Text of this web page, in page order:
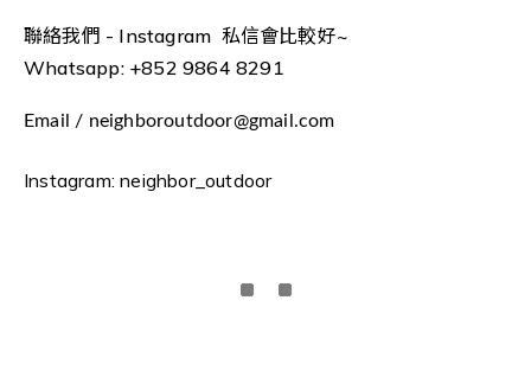
聯絡我們 - Instagram 私信會比較好~
Whatsapp: +852 9864 8291
Email / neighboroutdoor@gmail.com
Instagram: neighbor_outdoor